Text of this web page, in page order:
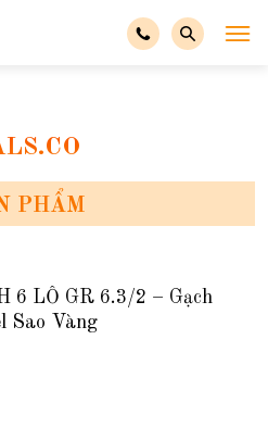
PHẨM
6 LỖ GR 6.3/2 – Gạch
Sao Vàng